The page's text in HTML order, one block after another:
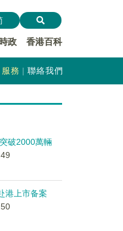
時政 香港百科
服務 聯絡我們
破2000萬輛
港上市备案